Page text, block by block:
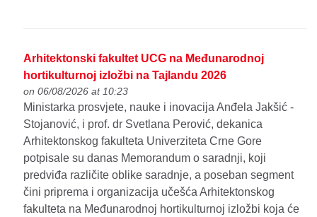
Arhitektonski fakultet UCG na Međunarodnoj
hortikulturnoj izložbi na Tajlandu 2026
on 06/08/2026 at 10:23
Ministarka prosvjete, nauke i inovacija Anđela Jakšić -
Stojanović, i prof. dr Svetlana Perović, dekanica
Arhitektonskog fakulteta Univerziteta Crne Gore
potpisale su danas Memorandum o saradnji, koji
predviđa različite oblike saradnje, a poseban segment
čini priprema i organizacija učešća Arhitektonskog
fakulteta na Međunarodnoj hortikulturnoj izložbi koja će